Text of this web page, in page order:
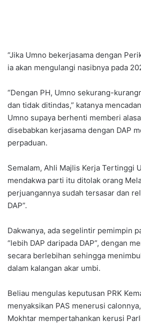
“Jika Umno bekerjasama dengan
ia akan mengulangi nasibnya pada
“Dengan PH, Umno sekurang-
dan tidak ditindas,” katanya
Umno supaya berhenti memberi
disebabkan kerjasama dengan DAP
perpaduan.
Semalam, Ahli Majlis Kerja Tertinggi
mendakwa parti itu ditolak orang
perjuangannya sudah tersasar dan
DAP”.
Dakwanya, ada segelintir pemimpin
“lebih DAP daripada DAP”, dengan
secara berlebihan sehingga
dalam kalangan akar umbi.
Beliau mengulas keputusan PRK
menyaksikan PAS menerusi
Mokhtar mempertahankan kerusi